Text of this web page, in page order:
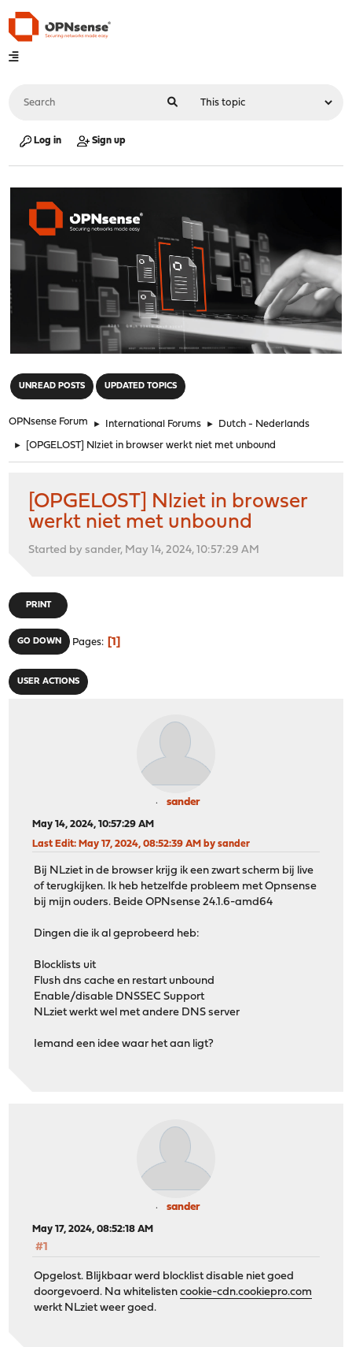
Log in Sign up
UNREAD POSTS UPDATED TOPICS
OPNsense Forum ► International Forums ► Dutch - Nederlands
► [OPGELOST] Nlziet in browser werkt niet met unbound
[OPGELOST] Nlziet in browser
werkt niet met unbound
Started by sander, May 14, 2024, 10:57:29 AM
PRINT
GO DOWN Pages 1
USER ACTIONS
sander
May 14, 2024, 10:57:29 AM
Last Edit: May 17, 2024, 08:52:39 AM by sander
Bij NLziet in de browser krijg ik een zwart scherm bij live
of terugkijken. Ik heb hetzelfde probleem met Opnsense
bij mijn ouders. Beide OPNsense 24.1.6-amd64
Dingen die ik al geprobeerd heb:
Blocklists uit
Flush dns cache en restart unbound
Enable/disable DNSSEC Support
NLziet werkt wel met andere DNS server
Iemand een idee waar het aan ligt?
sander
May 17, 2024, 08:52:18 AM
#1
Opgelost. Blijkbaar werd blocklist disable niet goed
doorgevoerd. Na whitelistencookie-cdn.cookiepro.com
werkt NLziet weer goed.